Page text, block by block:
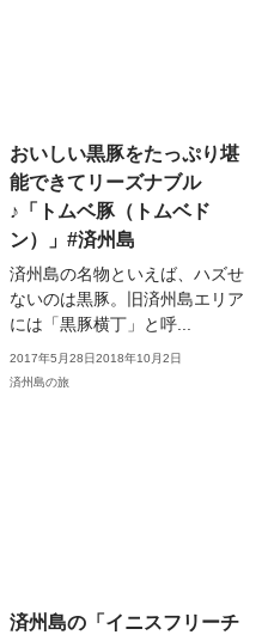
おいしい黒豚をたっぷり堪
能できてリーズナブル
♪「トムベ豚（トムベド
ン）」#済州島
済州島の名物といえば、ハズせ
ないのは黒豚。旧済州島エリア
には「黒豚横丁」と呼...
2017年5月28日2018年10月2日
済州島の旅
済州島の「イニスフリーチ